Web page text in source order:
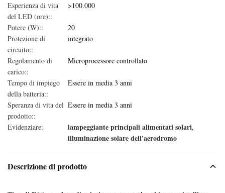
Esperienza di vita
del LED (ore)::
>100.000
Potere (W)::
20
Protezione di
circuito::
integrato
Regolamento di
carico::
Microprocessore controllato
Tempo di impiego
della batteria::
Essere in media 3 anni
Speranza di vita del
prodotto::
Essere in media 3 anni
Evidenziare: lampeggiante principali alimentati solari,
illuminazione solare dell'aerodromo
Descrizione di prodotto